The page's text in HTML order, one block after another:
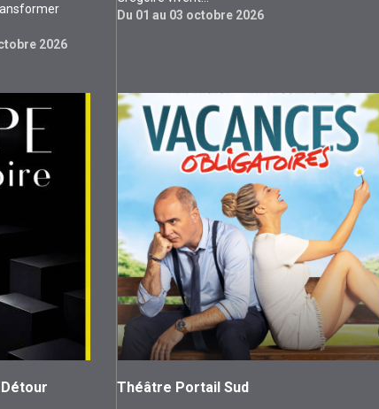
2026
Du 01 au 03 octobre 2026
Théâtre Portail Sud